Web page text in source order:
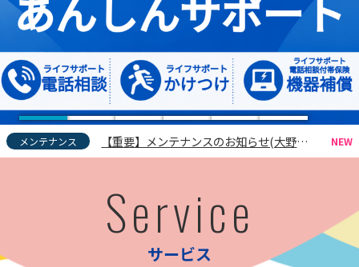
おしらせ CSF特別番組のご案内
メンテナンス 【重要】メンテナンスのお知らせ(太宰府市、筑紫野市の各一部のエリア)
メンテナンス 【重要】メンテナンスのお知らせ(大野城市の一部のエリア)
【重要】メンテナンスのお知らせ(大野城市の一部のエリア)
Service
サービス